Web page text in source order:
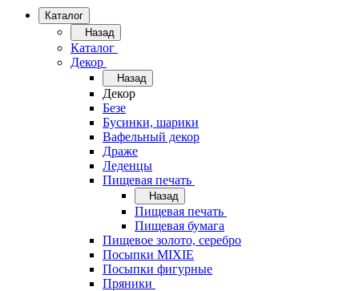
Каталог
Назад
Каталог
Декор
Назад
Декор
Безе
Бусинки, шарики
Вафельный декор
Драже
Леденцы
Пищевая печать
Назад
Пищевая печать
Пищевая бумага
Пищевое золото, серебро
Посыпки MIXIE
Посыпки фигурные
Пряники